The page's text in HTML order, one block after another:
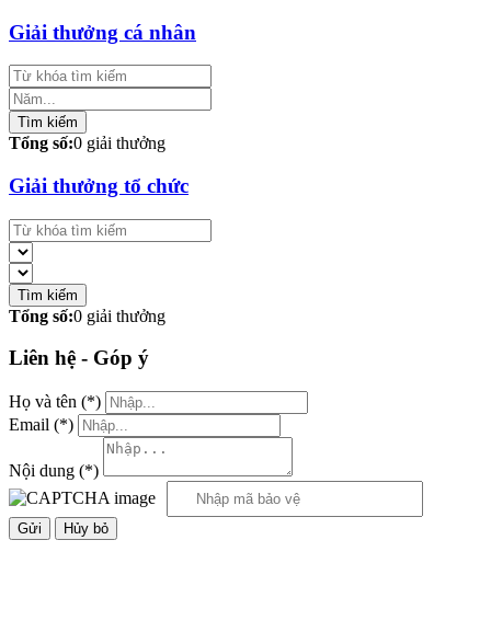
Giải thưởng cá nhân
Tìm kiếm
Tổng số:0 giải thưởng
Giải thưởng tổ chức
Tìm kiếm
Tổng số:0 giải thưởng
Liên hệ - Góp ý
Họ và tên (*)
Email (*)
Nội dung (*)
Hủy bỏ